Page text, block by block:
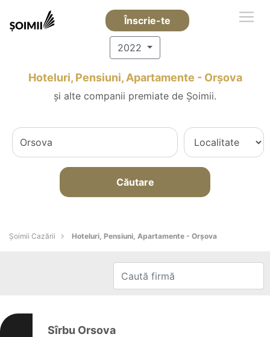
Înscrie-te
2022
Hoteluri, Pensiuni, Apartamente - Orşova
și alte companii premiate de Șoimii.
Căutare
Șoimii Cazării Hoteluri, Pensiuni, Apartamente - Orşova
Sîrbu Orsova